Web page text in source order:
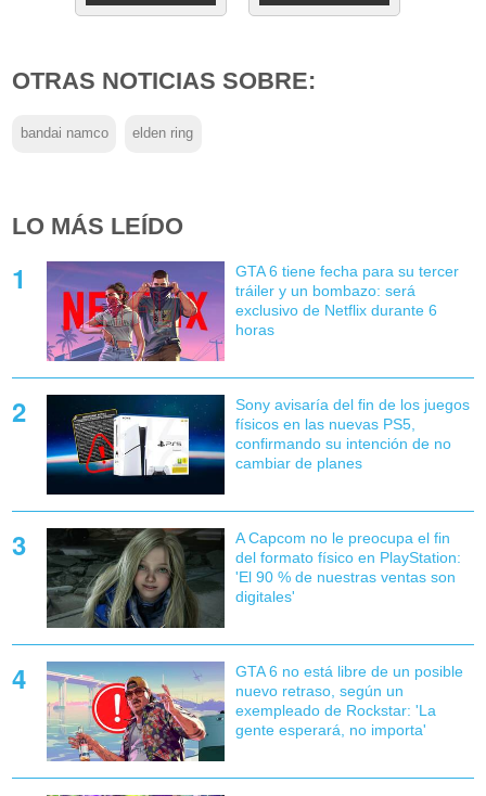
OTRAS NOTICIAS SOBRE:
bandai namco elden ring
LO MÁS LEÍDO
GTA 6 tiene fecha para su tercer
tráiler y un bombazo: será
exclusivo de Netflix durante 6
horas
Sony avisaría del fin de los juegos
físicos en las nuevas PS5,
confirmando su intención de no
cambiar de planes
A Capcom no le preocupa el fin
del formato físico en PlayStation:
'El 90 % de nuestras ventas son
digitales'
GTA 6 no está libre de un posible
nuevo retraso, según un
exempleado de Rockstar: 'La
gente esperará, no importa'